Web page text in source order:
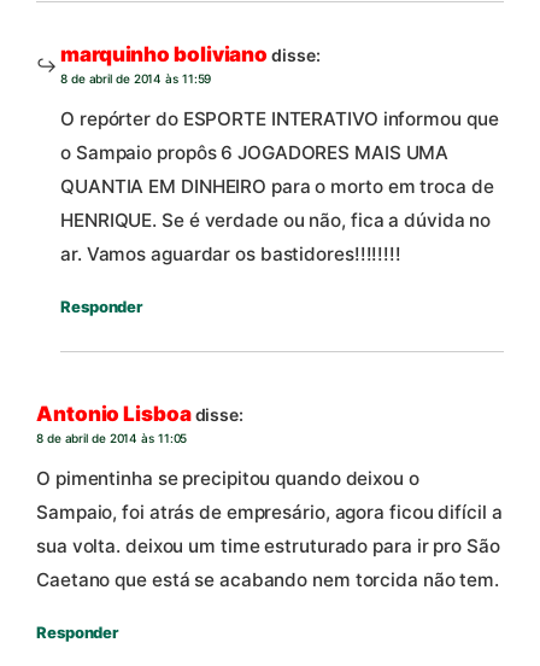
marquinho boliviano disse:
8 de abril de 2014 às 11:59
O repórter do ESPORTE INTERATIVO informou que
o Sampaio propôs 6 JOGADORES MAIS UMA
QUANTIA EM DINHEIRO para o morto em troca de
HENRIQUE. Se é verdade ou não, fica a dúvida no
ar. Vamos aguardar os bastidores!!!!!!!!
Responder
Antonio Lisboadisse:
8 de abril de 2014 às 11:05
O pimentinha se precipitou quando deixou o
Sampaio, foi atrás de empresário, agora ficou difícil a
sua volta. deixou um time estruturado para ir pro São
Caetano que está se acabando nem torcida não tem.
Responder